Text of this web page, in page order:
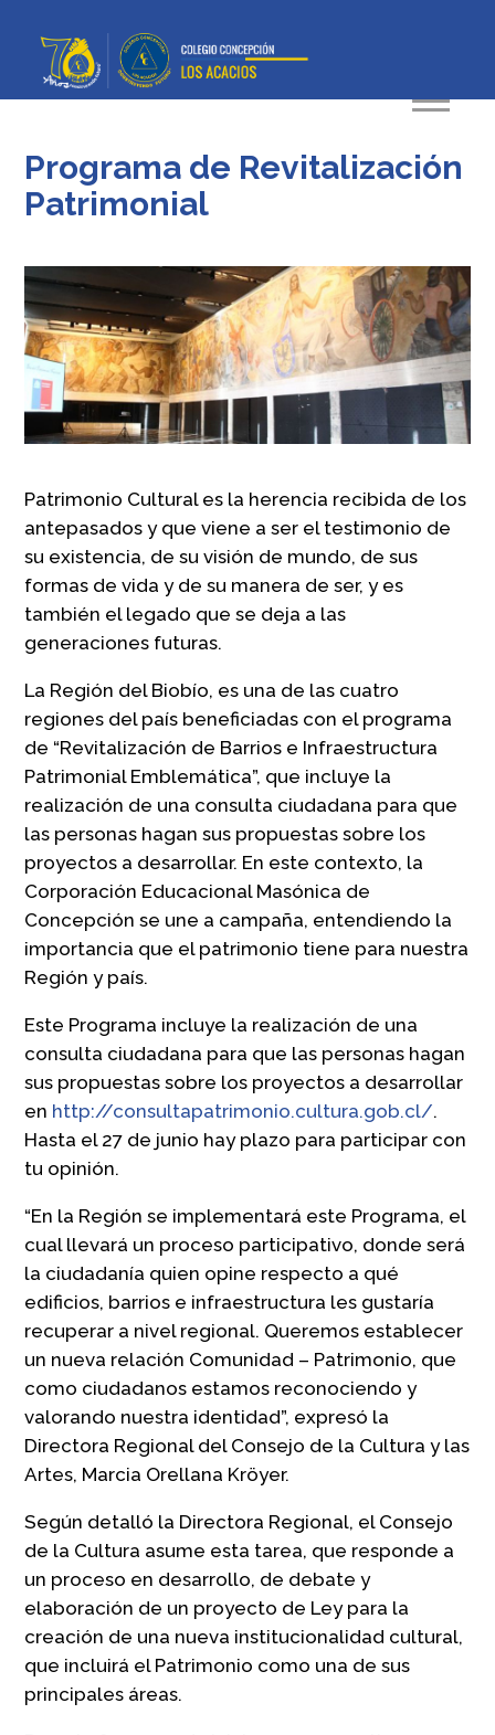
Programa de Revitalización
Patrimonial
Patrimonio Cultural es la herencia recibida de los
antepasados y que viene a ser el testimonio de
su existencia, de su visión de mundo, de sus
formas de vida y de su manera de ser, y es
también el legado que se deja a las
generaciones futuras.
La Región del Biobío, es una de las cuatro
regiones del país beneficiadas con el programa
de “Revitalización de Barrios e Infraestructura
Patrimonial Emblemática”, que incluye la
realización de una consulta ciudadana para que
las personas hagan sus propuestas sobre los
proyectos a desarrollar. En este contexto, la
Corporación Educacional Masónica de
Concepción se une a campaña, entendiendo la
importancia que el patrimonio tiene para nuestra
Región y país.
Este Programa incluye la realización de una
consulta ciudadana para que las personas hagan
sus propuestas sobre los proyectos a desarrollar
en http://consultapatrimonio.cultura.gob.cl/.
Hasta el 27 de junio hay plazo para participar con
tu opinión.
“En la Región se implementará este Programa, el
cual llevará un proceso participativo, donde será
la ciudadanía quien opine respecto a qué
edificios, barrios e infraestructura les gustaría
recuperar a nivel regional. Queremos establecer
un nueva relación Comunidad – Patrimonio, que
como ciudadanos estamos reconociendo y
valorando nuestra identidad”, expresó la
Directora Regional del Consejo de la Cultura y las
Artes, Marcia Orellana Kröyer.
Según detalló la Directora Regional, el Consejo
de la Cultura asume esta tarea, que responde a
un proceso en desarrollo, de debate y
elaboración de un proyecto de Ley para la
creación de una nueva institucionalidad cultural,
que incluirá el Patrimonio como una de sus
principales áreas.